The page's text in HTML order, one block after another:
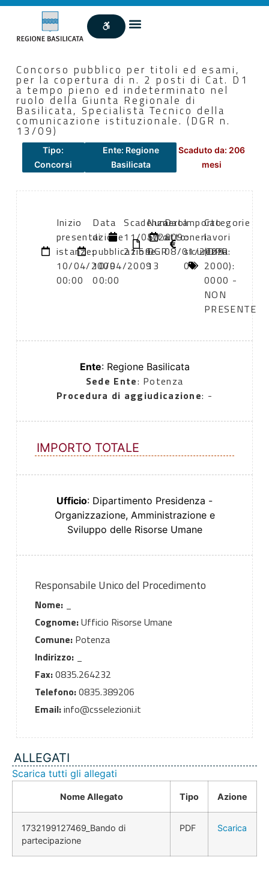
Concorso pubblico per titoli ed esami,
per la copertura di n. 2 posti di Cat. D1
a tempo pieno ed indeterminato nel
ruolo della Giunta Regionale di
Basilicata, Specialista Tecnico della
comunicazione istituzionale. (DGR n.
13/09)
Tipo:
Concorsi
Ente: Regione
Basilicata
Scaduto da: 206
mesi
Inizio
presentazione
istanze:
10/04/2009
00:00
Data
di
pubblicazione:
10/04/2009
00:00
Scadenza:
11/05/2009
21:59
Numero
atto:
DGR
13
Data
atto:
08/01/2009
Importo
oneri
sicurezza:
0
Categorie
lavori
(DPR
2000):
0000 -
NON
PRESENTE
Ente: Regione Basilicata
Sede Ente: Potenza
Procedura di aggiudicazione: -
IMPORTO TOTALE
Ufficio: Dipartimento Presidenza -
Organizzazione, Amministrazione e
Sviluppo delle Risorse Umane
Responsabile Unico del Procedimento
Nome:_
Cognome:Ufficio Risorse Umane
Comune:Potenza
Indirizzo:_
Fax:0835.264232
Telefono:0835.389206
Email:info@csselezioni.it
ALLEGATI
Scarica tutti gli allegati
Nome Allegato Tipo Azione
1732199127469_Bando di
partecipazione
PDF Scarica